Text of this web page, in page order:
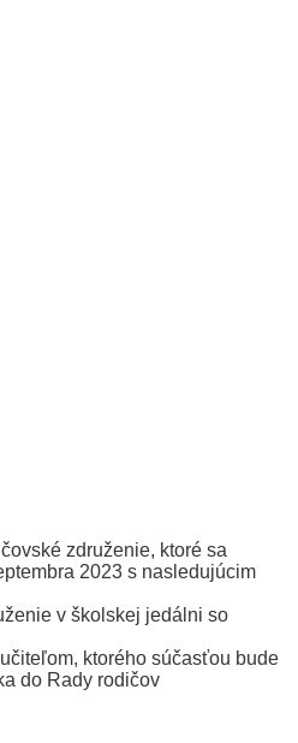
združenie, ktoré sa
2023 s nasledujúcim
v školskej jedálni so
ktorého súčasťou bude
do Rady rodičov